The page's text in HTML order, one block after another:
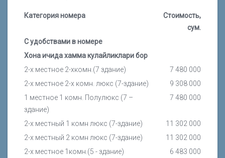
Категория номера
Стоимость,
сум.
С удобствами в номере
Хона ичида хамма кулайликлари бор
2-х местное 2-хкомн.(7 здание)
7 480 000
2-х местное 2-х комн. люкс (7-здание)
9 308 000
1 местное 1 комн. Полулюкс (7 –
здание)
7 480 000
2-х местный 1 комн люкс (7-здание)
11 302 000
2-х местный 2 комн люкс (7-здание)
11 302 000
2-х местное 1комн.(5 - здание)
6 483 000